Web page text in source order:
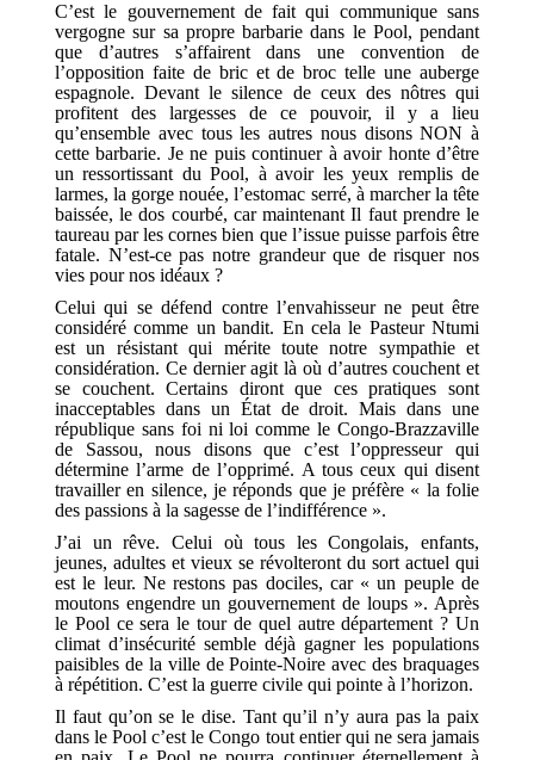
C’est le gouvernement de fait qui communique sans
vergogne sur sa propre barbarie dans le Pool, pendant
que d’autres s’affairent dans une convention de
l’opposition faite de bric et de broc telle une auberge
espagnole. Devant le silence de ceux des nôtres qui
profitent des largesses de ce pouvoir, il y a lieu
qu’ensemble avec tous les autres nous disons NON à
cette barbarie. Je ne puis continuer à avoir honte d’être
un ressortissant du Pool, à avoir les yeux remplis de
larmes, la gorge nouée, l’estomac serré, à marcher la tête
baissée, le dos courbé, car maintenant Il faut prendre le
taureau par les cornes bien que l’issue puisse parfois être
fatale. N’est-ce pas notre grandeur que de risquer nos
vies pour nos idéaux ?
Celui qui se défend contre l’envahisseur ne peut être
considéré comme un bandit. En cela le Pasteur Ntumi
est un résistant qui mérite toute notre sympathie et
considération. Ce dernier agit là où d’autres couchent et
se couchent. Certains diront que ces pratiques sont
inacceptables dans un État de droit. Mais dans une
république sans foi ni loi comme le Congo-Brazzaville
de Sassou, nous disons que c’est l’oppresseur qui
détermine l’arme de l’opprimé. A tous ceux qui disent
travailler en silence, je réponds que je préfère « la folie
des passions à la sagesse de l’indifférence ».
J’ai un rêve. Celui où tous les Congolais, enfants,
jeunes, adultes et vieux se révolteront du sort actuel qui
est le leur. Ne restons pas dociles, car « un peuple de
moutons engendre un gouvernement de loups ». Après
le Pool ce sera le tour de quel autre département ? Un
climat d’insécurité semble déjà gagner les populations
paisibles de la ville de Pointe-Noire avec des braquages
à répétition. C’est la guerre civile qui pointe à l’horizon.
Il faut qu’on se le dise. Tant qu’il n’y aura pas la paix
dans le Pool c’est le Congo tout entier qui ne sera jamais